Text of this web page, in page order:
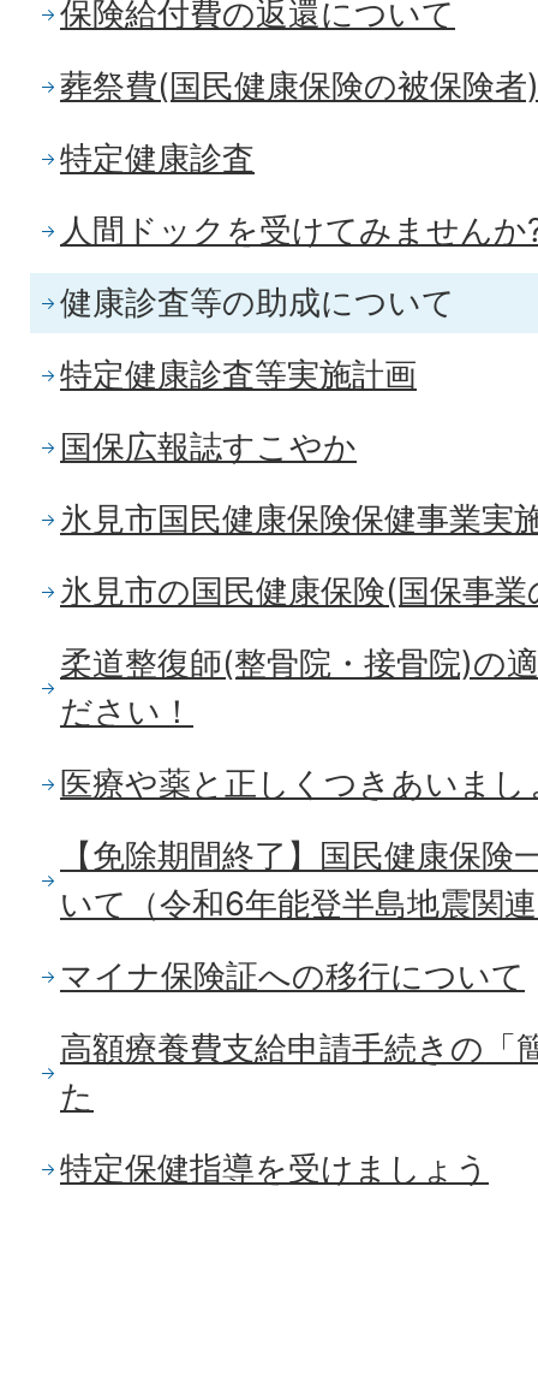
保険給付費の返還について
葬祭費(国民健康保険の被保険者)
特定健康診査
人間ドックを受けてみませんか
健康診査等の助成について
特定健康診査等実施計画
国保広報誌すこやか
氷見市国民健康保険保健事業実
氷見市の国民健康保険(国保事
柔道整復師(整骨院・接骨院)の
ださい！
医療や薬と正しくつきあいまし
【免除期間終了】国民健康保
いて（令和6年能登半島地震関
マイナ保険証への移行について
高額療養費支給申請手続きの「
た
特定保健指導を受けましょう